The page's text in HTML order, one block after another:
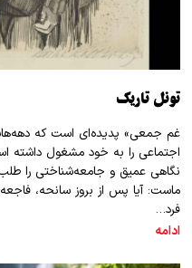
تونل تاریک
غم جمعی» پدیده‌ای است که
اجتماعی را به خود مشغول داشته
نگاهی عمیق و جامعه‌شناختی را
ماست: آیا پس از بروز سانحه،
فرد…
ادامه